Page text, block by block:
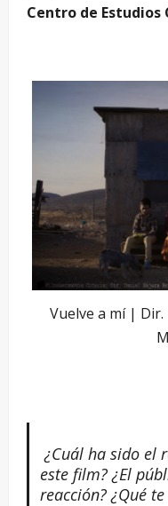
Centro de
Vuelve a mí |
¿Cuál ha sido el
este film? ¿El pú
reacción?¿Qué